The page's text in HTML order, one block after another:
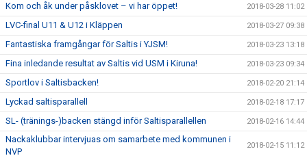
Kom och åk under påsklovet – vi har öppet! 2018-03-28 11:02
LVC-final U11 & U12 i Kläppen 2018-03-27 09:38
Fantastiska framgångar för Saltis i YJSM! 2018-03-23 13:18
Fina inledande resultat av Saltis vid USM i Kiruna! 2018-03-23 09:34
Sportlov i Saltisbacken! 2018-02-20 21:14
Lyckad saltisparallell 2018-02-18 17:17
SL- (tränings-)backen stängd inför Saltisparallellen 2018-02-16 14:44
Nackaklubbar intervjuas om samarbete med kommunen i
NVP
2018-02-15 11:12